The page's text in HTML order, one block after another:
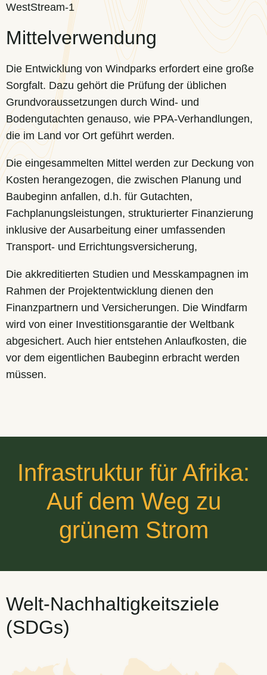
WestStream-1
Mittelverwendung
Die Entwicklung von Windparks erfordert eine große
Sorgfalt. Dazu gehört die Prüfung der üblichen
Grundvoraussetzungen durch Wind- und
Bodengutachten genauso, wie PPA-Verhandlungen,
die im Land vor Ort geführt werden.
Die eingesammelten Mittel werden zur Deckung von
Kosten herangezogen, die zwischen Planung und
Baubeginn anfallen, d.h. für Gutachten,
Fachplanungsleistungen, strukturierter Finanzierung
inklusive der Ausarbeitung einer umfassenden
Transport- und Errichtungsversicherung,
Die akkreditierten Studien und Messkampagnen im
Rahmen der Projektentwicklung dienen den
Finanzpartnern und Versicherungen. Die Windfarm
wird von einer Investitionsgarantie der Weltbank
abgesichert. Auch hier entstehen Anlaufkosten, die
vor dem eigentlichen Baubeginn erbracht werden
müssen.
Infrastruktur für Afrika:
Auf dem Weg zu
grünem Strom
Welt-Nachhaltigkeitsziele
(SDGs)